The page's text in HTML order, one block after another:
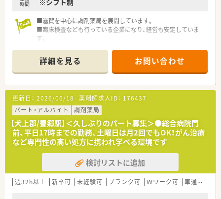
バランスを重視できます
て長期休暇の相談も可能です
時間
※シフト制
■滋賀を中心に調剤薬局を展開しています。
■臨床検査なども行っている企業になり、経営も安定していま
す。
詳細を見る お問い合わせ
更新日： 2026/06/18 薬剤師求人ID： 176437
パート・アルバイト
調剤薬局
【犬上郡/豊郷駅】＜久しぶりのパート募集＞●総合病院門
前、平日17時までの勤務、土曜日は月2回でもOK！がん治療
など専門性の高い処方に携われ学べる環境です
検討リストに追加
週32h以上 新卒可 未経験可 ブランク可 Ｗワーク可 車通勤可